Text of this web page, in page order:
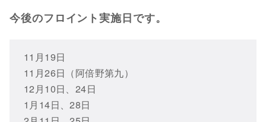
今後のフロイント実施日です。
11月19日
11月26日（阿倍野第九）
12月10日、24日
1月14日、28日